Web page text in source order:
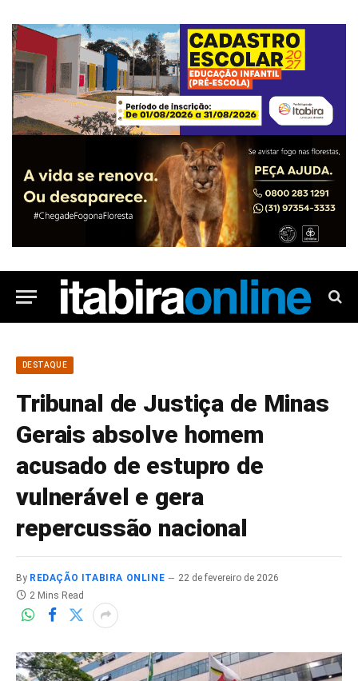
DESTAQUE
Tribunal de Justiça de Minas
Gerais absolve homem
acusado de estupro de
vulnerável e gera
repercussão nacional
By REDAÇÃO ITABIRA ONLINE
22 de fevereiro de 2026
2 Mins Read